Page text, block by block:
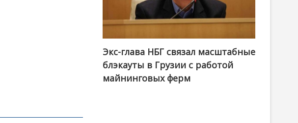
Экс-глава НБГ связал масштабные
блэкауты в Грузии с работой
майнинговых ферм